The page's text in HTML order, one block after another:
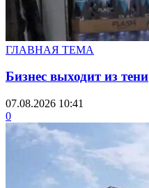
ГЛАВНАЯ ТЕМА
Бизнес выходит из тени
07.08.2026 10:41
0